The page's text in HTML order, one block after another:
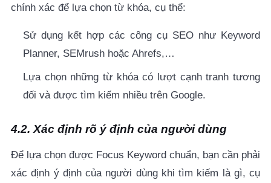
chính xác để lựa chọn từ khóa, cụ thể:
Sử dụng kết hợp các công cụ SEO như Keyword
Planner, SEMrush hoặc Ahrefs,…
Lựa chọn những từ khóa có lượt cạnh tranh tương
đối và được tìm kiếm nhiều trên Google.
4.2. Xác định rõ ý định của người dùng
Để lựa chọn được Focus Keyword chuẩn, bạn cần phải
xác định ý định của người dùng khi tìm kiếm là gì, cụ